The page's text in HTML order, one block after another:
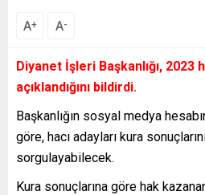
A+ A-
Diyanet İşleri Başkanlığı, 2023
açıklandığını bildirdi.
Başkanlığın sosyal medya
göre, hacı adayları kura
sorgulayabilecek.
Kura sonuçlarına göre hak